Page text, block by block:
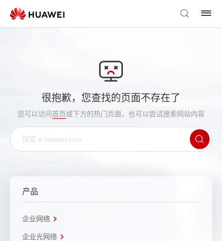
很抱歉，您查找的页面不存在了
您可以访问首页或下方的热门页面，也可以尝试搜索网站内容
产品
企业网络
企业光网络